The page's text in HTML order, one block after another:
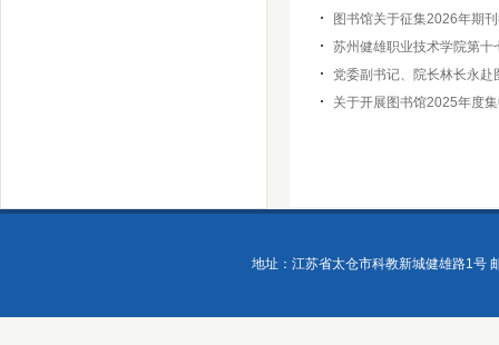
图书馆关于征集2026年期
苏州健雄职业技术学院第十
党委副书记、院长林长永
关于开展图书馆2025年度
地址：江苏省太仓市科教新城健雄路1号